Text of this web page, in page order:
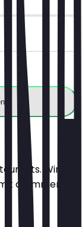
Wir
du immer